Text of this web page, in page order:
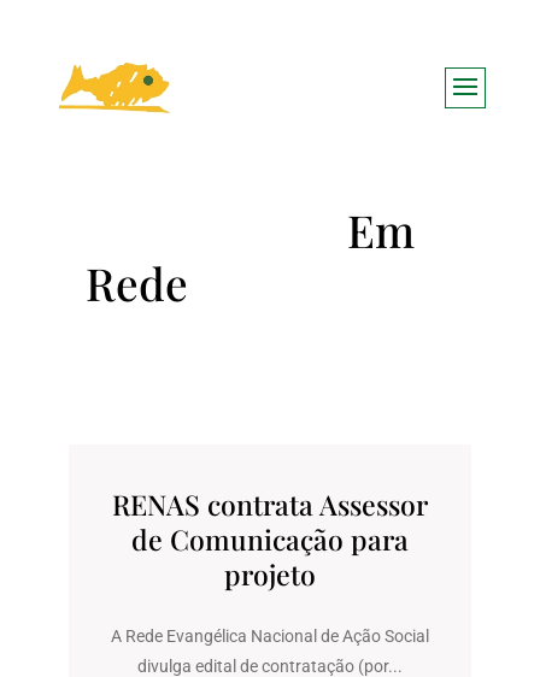
RENAS contrata Assessor
de Comunicação para
projeto
A Rede Evangélica Nacional de Ação Social
divulga edital de contratação (por...